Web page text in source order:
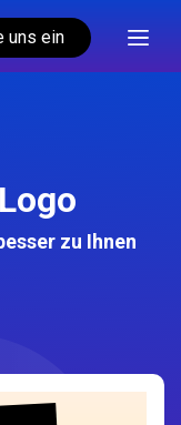
uns ein
zu Ihnen